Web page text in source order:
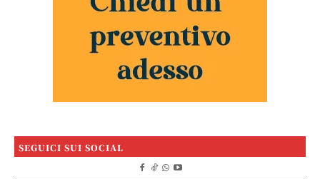
SEGUICI SUI SOCIAL